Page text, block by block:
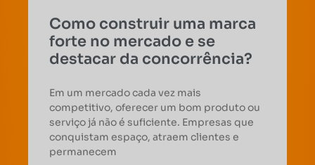
Como construir uma marca
forte no mercado e se
destacar da concorrência?
Em um mercado cada vez mais
competitivo, oferecer um bom produto ou
serviço já não é suficiente. Empresas que
conquistam espaço, atraem clientes e
permanecem